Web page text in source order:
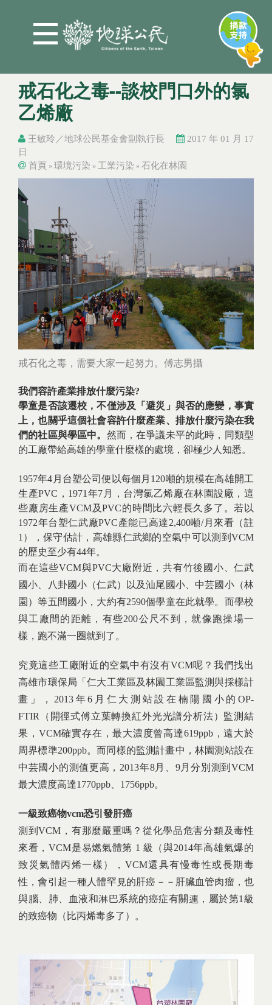
戒石化之毒--談校門口外的氯
乙烯廠
王敏玲／地球公民基金會副執行長
2017 年 01 月 17
日
You are here
首頁 » 環境污染 » 工業污染 » 石化在林園
You are here
戒石化之毒，需要大家一起努力。傅志男攝
我們容許產業排放什麼污染?
學童是否該遷校，不僅涉及「避災」與否的應變，事實
上，也關乎這個社會容許什麼產業、排放什麼污染在我
們的社區與學區中。 然而，在爭議未平的此時，同類型
的工廠帶給高雄的學童什麼樣的處境，卻極少人知悉。
1957年4月台塑公司便以每個月120噸的規模在高雄開工
生產PVC，1971年7月，台灣氯乙烯廠在林園設廠，這
些廠房生產VCM及PVC的時間比六輕長久多了。若以
1972年台塑仁武廠PVC產能已高達2,400噸/月來看（註
1），保守估計，高雄縣仁武鄉的空氣中可以測到VCM
的歷史至少有44年。
而在這些VCM與PVC大廠附近，共有竹後國小、仁武
國小、八卦國小（仁武）以及汕尾國小、中芸國小（林
園）等五間國小，大約有2590個學童在此就學。而學校
與工廠間的距離，有些200公尺不到，就像跑操場一
樣，跑不滿一圈就到了。
究竟這些工廠附近的空氣中有沒有VCM呢？我們找出
高雄市環保局「仁大工業區及林園工業區監測與採樣計
畫」，2013年6月仁大測站設在楠陽國小的OP-
FTIR（開徑式傅立葉轉換紅外光光譜分析法）監測結
果，VCM確實存在，最大濃度曾高達619ppb，遠大於
周界標準200ppb。而同樣的監測計畫中，林園測站設在
中芸國小的測值更高，2013年8月、9月分別測到VCM
最大濃度高達1770ppb、1756ppb。
一級致癌物vcm恐引發肝癌
測到VCM，有那麼嚴重嗎？從化學品危害分類及毒性
來看，VCM是易燃氣體第 1 級（與2014年高雄氣爆的
致災氣體丙烯一樣），VCM還具有慢毒性或長期毒
性，會引起一種人體罕見的肝癌－－肝臟血管肉瘤，也
與腦、肺、血液和淋巴系統的癌症有關連，屬於第1級
的致癌物（比丙烯毒多了）。